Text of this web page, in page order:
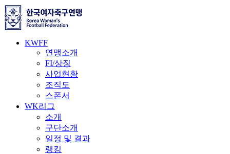
KWFF
연맹소개
FI/상징
사업현황
조직도
스폰서
WK리그
소개
구단소개
일정 및 결과
랭킹